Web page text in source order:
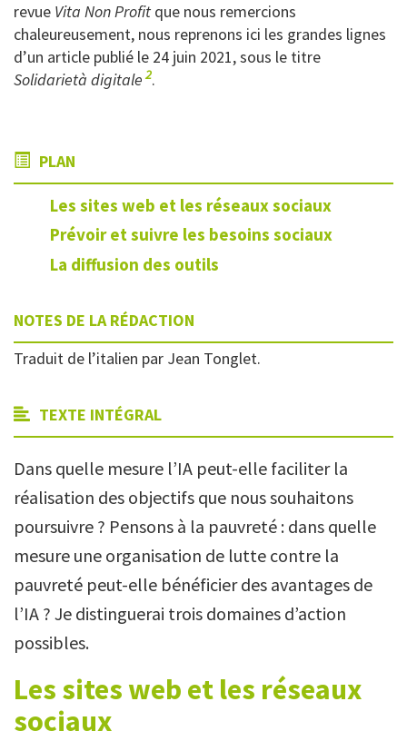
revue Vita Non Profit que nous remercions
chaleureusement, nous reprenons ici les grandes lignes
d’un article publié le 24 juin 2021, sous le titre
Solidarietà digitale 2.
PLAN
Les sites web et les réseaux sociaux
Prévoir et suivre les besoins sociaux
La diffusion des outils
NOTES DE LA RÉDACTION
Traduit de l’italien par Jean Tonglet.
TEXTE INTÉGRAL
Dans quelle mesure l’IA peut-elle faciliter la
réalisation des objectifs que nous souhaitons
poursuivre ? Pensons à la pauvreté : dans quelle
mesure une organisation de lutte contre la
pauvreté peut-elle bénéficier des avantages de
l’IA ? Je distinguerai trois domaines d’action
possibles.
Les sites web et les réseaux
sociaux